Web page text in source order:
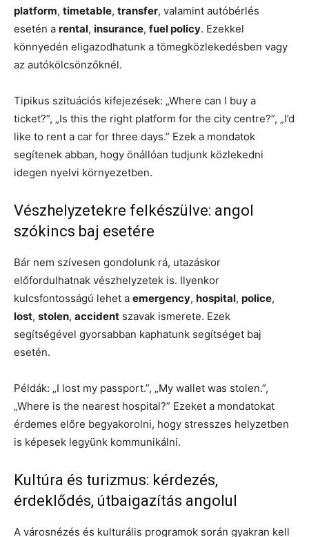
platform, timetable, transfer, valamint autóbérlés
esetén a rental, insurance, fuel policy. Ezekkel
könnyedén eligazodhatunk a tömegközlekedésben vagy
az autókölcsönzőknél.
Tipikus szituációs kifejezések: „Where can I buy a
ticket?”, „Is this the right platform for the city centre?”, „I’d
like to rent a car for three days.” Ezek a mondatok
segítenek abban, hogy önállóan tudjunk közlekedni
idegen nyelvi környezetben.
Vészhelyzetekre felkészülve: angol
szókincs baj esetére
Bár nem szívesen gondolunk rá, utazáskor
előfordulhatnak vészhelyzetek is. Ilyenkor
kulcsfontosságú lehet a emergency, hospital, police,
lost, stolen, accident szavak ismerete. Ezek
segítségével gyorsabban kaphatunk segítséget baj
esetén.
Példák: „I lost my passport.”, „My wallet was stolen.”,
„Where is the nearest hospital?” Ezeket a mondatokat
érdemes előre begyakorolni, hogy stresszes helyzetben
is képesek legyünk kommunikálni.
Kultúra és turizmus: kérdezés,
érdeklődés, útbaigazítás angolul
A városnézés és kulturális programok során gyakran kell